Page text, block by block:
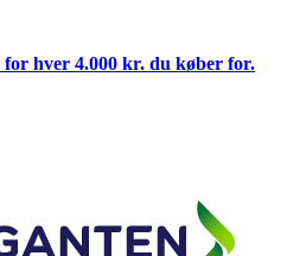
hver 4.000 kr. du køber for.